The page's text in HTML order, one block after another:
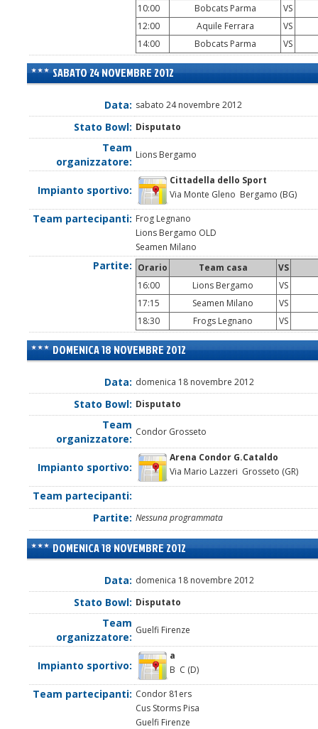
10:00
Bobcats Parma
VS
12:00
Aquile Ferrara
VS
14:00
Bobcats Parma VS
SABATO 24 NOVEMBRE 2012
Data: sabato 24 novembre 2012
Stato Bowl: Disputato
Team
organizzatore:
Lions Bergamo
Impianto sportivo:
Cittadella dello Sport
Via Monte Gleno Bergamo (BG)
Team partecipanti: Frog Legnano
Lions Bergamo OLD
Seamen Milano
Partite: Orario Team casa
VS
16:00
Lions Bergamo VS
17:15
Seamen Milano VS
18:30
Frogs Legnano VS
DOMENICA 18 NOVEMBRE 2012
Data: domenica 18 novembre 2012
Stato Bowl: Disputato
Team
organizzatore:
Condor Grosseto
Impianto sportivo:
Arena Condor G.Cataldo
Via Mario Lazzeri Grosseto (GR)
Team partecipanti:
Partite: Nessuna programmata
DOMENICA 18 NOVEMBRE 2012
Data: domenica 18 novembre 2012
Stato Bowl: Disputato
Team
organizzatore:
Guelfi Firenze
Impianto sportivo:
a
B C (D)
Team partecipanti: Condor 81ers
Cus Storms Pisa
Guelfi Firenze